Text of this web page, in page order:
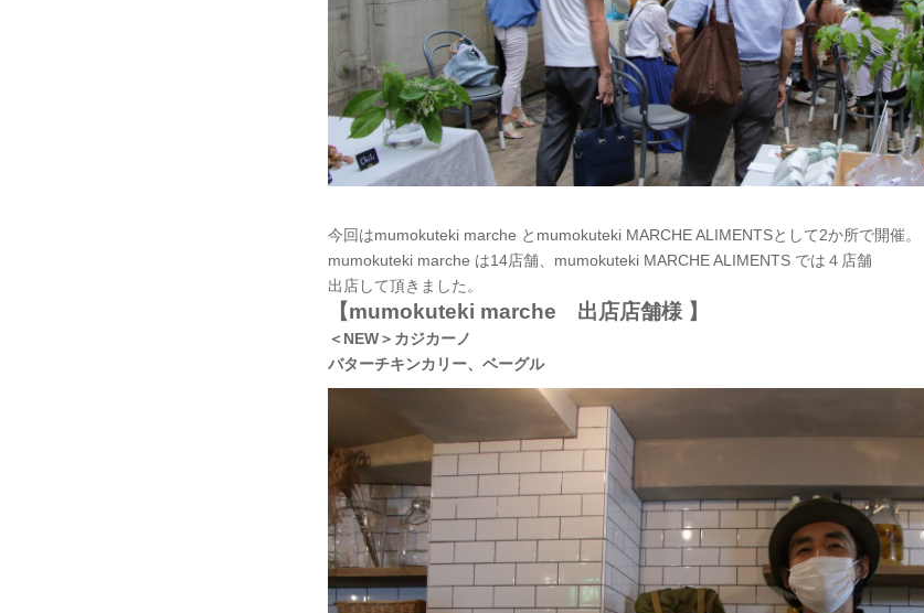
今回はmumokuteki marche とmumokuteki MARCHE ALIMENTSとして2か所で開催。
mumokuteki marche は14店舗、mumokuteki MARCHE ALIMENTS では４店舗
出店して頂きました。
【mumokuteki marche 出店店舗様 】
＜NEW＞カジカーノ
バターチキンカリー、ベーグル